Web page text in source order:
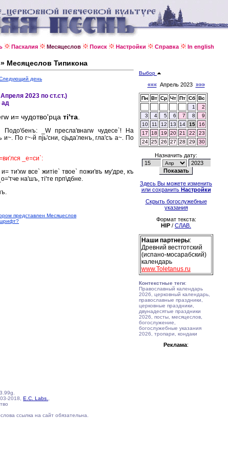
Пасхалия Месяцеслов Поиск Настройки Справка In english
Месяцеслов Типикона
день
2023 по ст.ст.)
ад
и= чудотво'рца тi'та
_W пресла'внагw чудесе`! На
и~. По г~-й пjь'сни, сjьда'ленъ, гла'съ а~. По
_е=си`:
ти'хw все` житiе` твое` пожи'въ му'дре, къ
на'шъ, тi'те прп\дбне.
представлен Месяцеслов
шрифт?
Выбор
«««Апрель 2023 »»»
Пн Вт Ср Чт Пт Сб Вс
1
2
3
4 5 6 7 8
9
10
11 12 13 14 15
16
17
18 19 20 21 22
23
24 25 26 27 28 29 30
Назначить дату:
Здесь Вы можете изменить
или сохранить Настройки
Скрыть богослужебные
указания
Формат текста:
HIP / СЛАВ.
Наши партнеры:
Древний вестготский
(испано-мосарабский)
календарь
www.Toletanus.ru
Контекстные теги:
Православный календарь
2026, церковный календарь,
православные праздники,
церковные праздники,
двунадесятые праздники
2026, посты, месяцеслов,
богослужение,
богослужебные указания
2026, тропари, кондаки
Реклама:
2018, E.C. Labs.
ссылка на сайт обязательна.